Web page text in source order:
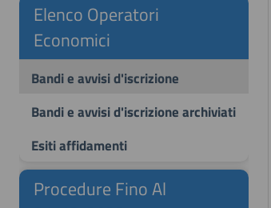
Elenco Operatori
Economici
Bandi e avvisi d'iscrizione
Bandi e avvisi d'iscrizione archiviati
Esiti affidamenti
Procedure Fino Al